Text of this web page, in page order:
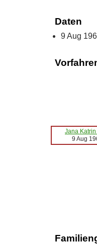
Daten
9 Aug
Jana Katrin
9 Aug